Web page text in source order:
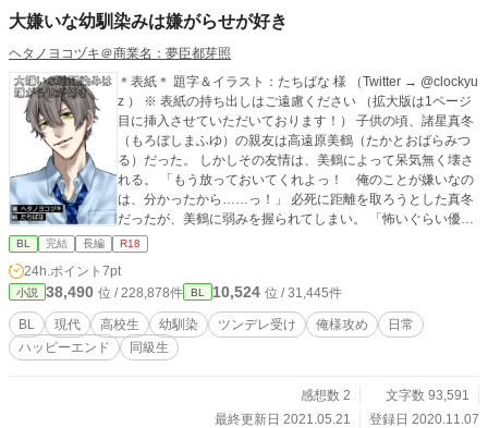
大嫌いな幼馴染みは嫌がらせが好き
ヘタノヨコヅキ＠商業名：夢臣都芽照
＊表紙＊ 題字＆イラスト：たちばな 様 （Twitter → @clockyu
z ） ※ 表紙の持ち出しはご遠慮ください （拡大版は1ページ
目に挿入させていただいております！） 子供の頃、諸星真冬
（もろぼしまふゆ）の親友は高遠原美鶴（たかとおばらみつ
る）だった。 しかしその友情は、美鶴によって呆気無く壊さ
れる。 「もう放っておいてくれよっ！ 俺のことが嫌いなの
は、分かったから……っ！」 必死に距離を取ろうとした真冬
だったが、美鶴に弱みを握られてしまい。 「怖いぐらい優し
くシてやるよ」 壊れた友情だったはずなのに、肉体関係を持
ってしまった真冬は、美鶴からの嫌がらせに耐える日々を過
ごしていたが……？ 俺様でワガママなモテモテ系幼馴染み×
ツンデレ受難体質男子の、すれ違いラブなお話です！ ※ アダ
ルト表現のあるページにはタイトルの後ろに ＊ と表記してお
りますので、読む時はお気を付けください!! ※ この物語はフ
ィクションです。登場する人物・団体・名称等は架空であ
矢理な表現があります……！ 苦手な人はご注意ください！
（ちっともハードな内容ではありません！）
BL 完結 長編 R18
24h.ポイント 7pt
小説 38,490 位 / 228,878件 BL 10,524 位 / 31,445件
BL 現代 高校生 幼馴染 ツンデレ受け 俺様攻め
日常
ハッピーエンド
同級生
感想数 2
文字数 93,591
最終更新日 2021.05.21
登録日 2020.11.07